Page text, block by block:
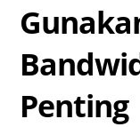
Penting